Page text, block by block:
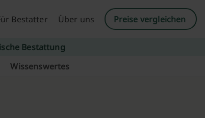
Bestatter
Über uns Preise vergleichen
Bestattung
Wissenswertes